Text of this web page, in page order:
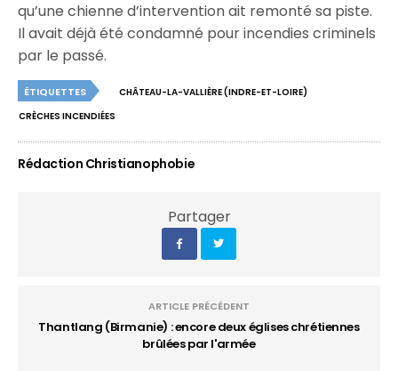
qu’une chienne d’intervention ait remonté sa piste.
Il avait déjà été condamné pour incendies criminels
par le passé.
ÉTIQUETTES
CHÂTEAU-LA-VALLIÈRE (INDRE-ET-LOIRE)
CRÈCHES INCENDIÉES
Rédaction Christianophobie
Partager
ARTICLE PRÉCÉDENT
Thantlang (Birmanie) : encore deux églises chrétiennes
brûlées par l'armée